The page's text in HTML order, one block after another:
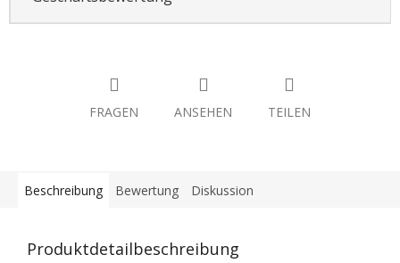
FRAGEN ANSEHEN TEILEN
Beschreibung Bewertung Diskussion
Produktdetailbeschreibung